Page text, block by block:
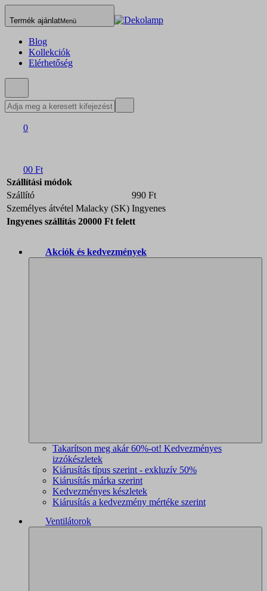
Termék ajánlatMenü
Blog
Kollekciók
Elérhetőség
0
00 Ft
Szállítási módok
Szállító
990 Ft
Személyes átvétel Malacky (SK) Ingyenes
Ingyenes szállítás 20000 Ft felett
Akciók és kedvezmények
Takarítson meg akár 60%-ot! Kedvezményes
izzókészletek
Kiárusítás típus szerint - exkluzív 50%
Kiárusítás márka szerint
Kedvezményes készletek
Kiárusítás a kedvezmény mértéke szerint
Ventilátorok